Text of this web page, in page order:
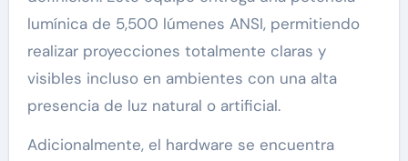
lumínica de 5,500 lúmenes ANSI, permitiendo
realizar proyecciones totalmente claras y
visibles incluso en ambientes con una alta
presencia de luz natural o artificial.
Adicionalmente, el hardware se encuentra